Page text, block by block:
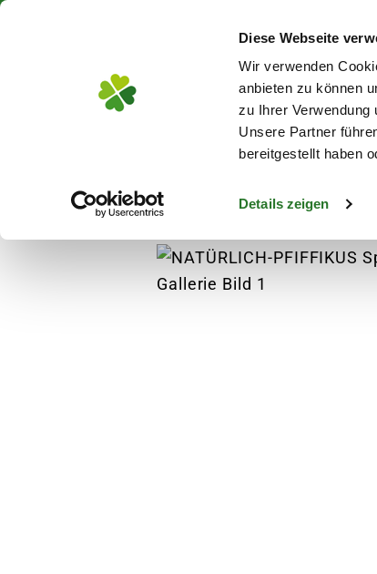
Diese Webseite
Wir verwenden
anbieten zu können
zu Ihrer Verwendung
Unsere Partner
bereitgestellt haben
Details zeigen
Blumen
Vogelbedarf